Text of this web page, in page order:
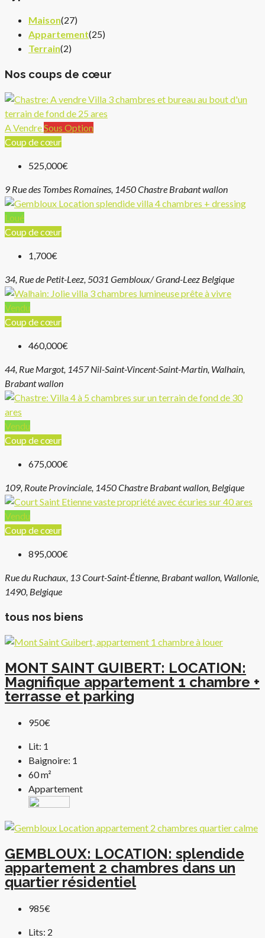
Maison(27)
Appartement(25)
Terrain(2)
Nos coups de cœur
A VendreSous Option
Coup de cœur
525,000€
9 Rue des Tombes Romaines, 1450 Chastre Brabant wallon
Loué
Coup de cœur
1,700€
34, Rue de Petit-Leez, 5031 Gembloux/ Grand-Leez Belgique
Vendu
Coup de cœur
460,000€
44, Rue Margot, 1457 Nil-Saint-Vincent-Saint-Martin, Walhain,
Brabant wallon
Vendu
Coup de cœur
675,000€
109, Route Provinciale, 1450 Chastre Brabant wallon, Belgique
Vendu
Coup de cœur
895,000€
Rue du Ruchaux, 13 Court-Saint-Étienne, Brabant wallon, Wallonie,
1490, Belgique
tous nos biens
MONT SAINT GUIBERT: LOCATION:
Magnifique appartement 1 chambre +
terrasse et parking
950€
Lit: 1
Baignoire: 1
60m²
Appartement
GEMBLOUX: LOCATION: splendide
appartement 2 chambres dans un
quartier résidentiel
985€
Lits: 2